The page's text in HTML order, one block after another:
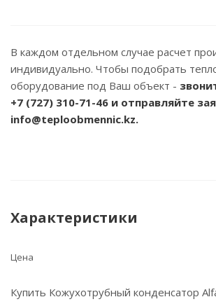
В каждом отдельном случае расчет
индивидуально. Чтобы подобрать
оборудование под Ваш объект -
+7 (727) 310-71-46 и отправляйте
info@teploobmennic.kz.
Характеристики
Цена
Купить Кожухотрубный конденсатор